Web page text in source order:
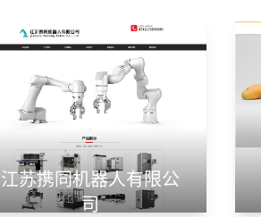
江苏携同机器人有限公
司